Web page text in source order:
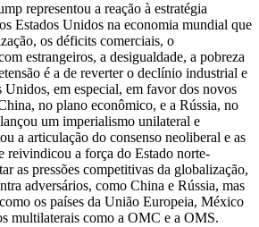
representou a reação à estratégia
Estados Unidos na economia mundial que
os déficits comerciais, o
estrangeiros, a desigualdade, a pobreza
é a de reverter o declínio industrial e
Unidos, em especial, em favor dos novos
no plano econômico, e a Rússia, no
um imperialismo unilateral e
a articulação do consenso neoliberal e as
reivindicou a força do Estado norte-
as pressões competitivas da globalização,
adversários, como China e Rússia, mas
os países da União Europeia, México
multilaterais como a OMC e a OMS.